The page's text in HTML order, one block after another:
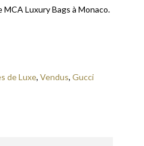
Luxury Bags à Monaco.
de Luxe, Vendus, Gucci